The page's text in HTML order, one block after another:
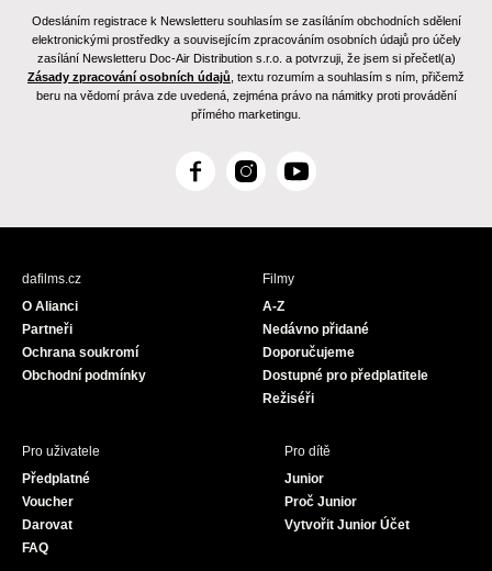
Odesláním registrace k Newsletteru souhlasím se zasíláním obchodních sdělení
elektronickými prostředky a souvisejícím zpracováním osobních údajů pro účely
zasílání Newsletteru Doc-Air Distribution s.r.o. a potvrzuji, že jsem si přečetl(a)
Zásady zpracování osobních údajů , textu rozumím a souhlasím s ním, přičemž
beru na vědomí práva zde uvedená, zejména právo na námitky proti provádění
přímého marketingu.
F
c
I
s
Y
u
dafilms.cz
O Alianci
Partneři
Ochrana soukromí
Obchodní podmínky
Filmy
A-Z
Nedávno přidané
Doporučujeme
Dostupné pro předplatitele
Režiséři
Pro uživatele
Předplatné
Voucher
Darovat
FAQ
Pro dítě
Junior
Proč Junior
Vytvořit Junior Účet